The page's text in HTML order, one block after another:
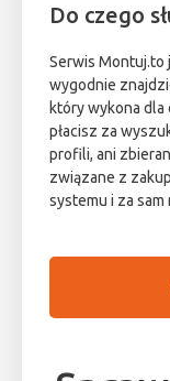
Do czego
Serwis Montuj.to
wygodnie
który wykona dla
płacisz za
profili, ani
związane z
systemu i za sam